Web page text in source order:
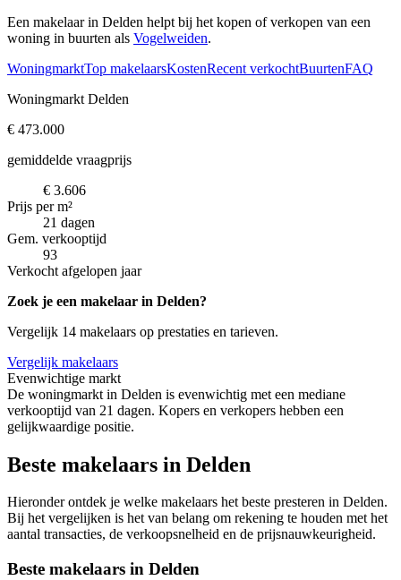
Een makelaar in Delden helpt bij het kopen of verkopen van een
woning in buurten als Vogelweiden.
WoningmarktTop makelaarsKostenRecent verkochtBuurtenFAQ
Woningmarkt Delden
€ 473.000
gemiddelde vraagprijs
€ 3.606
Prijs per m²
21 dagen
Gem. verkooptijd
93
Verkocht afgelopen jaar
Zoek je een makelaar in Delden?
Vergelijk 14 makelaars op prestaties en tarieven.
Vergelijk makelaars
Evenwichtige markt
De woningmarkt in Delden is evenwichtig met een mediane
verkooptijd van 21 dagen. Kopers en verkopers hebben een
gelijkwaardige positie.
Beste makelaars in Delden
Hieronder ontdek je welke makelaars het beste presteren in Delden.
Bij het vergelijken is het van belang om rekening te houden met het
aantal transacties, de verkoopsnelheid en de prijsnauwkeurigheid.
Beste makelaars in Delden